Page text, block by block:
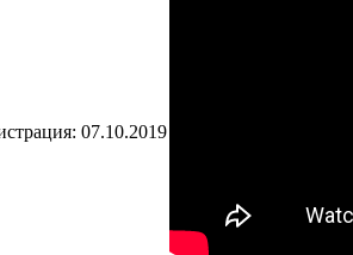
07.10.2019